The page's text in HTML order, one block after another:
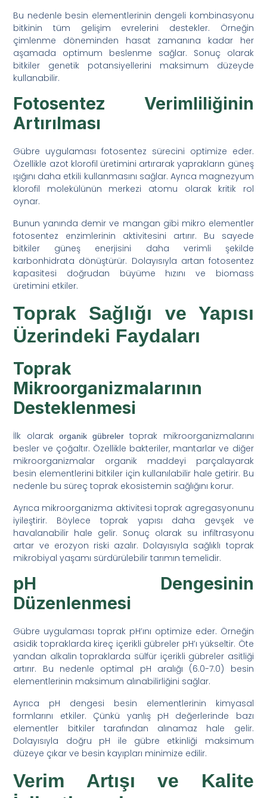
Bu nedenle besin elementlerinin dengeli kombinasyonu
bitkinin tüm gelişim evrelerini destekler. Örneğin
çimlenme döneminden hasat zamanına kadar her
aşamada optimum beslenme sağlar. Sonuç olarak
bitkiler genetik potansiyellerini maksimum düzeyde
kullanabilir.
Fotosentez Verimliliğinin
Artırılması
Gübre uygulaması fotosentez sürecini optimize eder.
Özellikle azot klorofil üretimini artırarak yaprakların güneş
ışığını daha etkili kullanmasını sağlar. Ayrıca magnezyum
klorofil molekülünün merkezi atomu olarak kritik rol
oynar.
Bunun yanında demir ve mangan gibi mikro elementler
fotosentez enzimlerinin aktivitesini artırır. Bu sayede
bitkiler güneş enerjisini daha verimli şekilde
karbonhidrata dönüştürür. Dolayısıyla artan fotosentez
kapasitesi doğrudan büyüme hızını ve biomass
üretimini etkiler.
Toprak Sağlığı ve Yapısı
Üzerindeki Faydaları
Toprak
Mikroorganizmalarının
Desteklenmesi
İlk olarak organik gübreler toprak mikroorganizmalarını
besler ve çoğaltır. Özellikle bakteriler, mantarlar ve diğer
mikroorganizmalar organik maddeyi parçalayarak
besin elementlerini bitkiler için kullanılabilir hale getirir. Bu
nedenle bu süreç toprak ekosistemin sağlığını korur.
Ayrıca mikroorganizma aktivitesi toprak agregasyonunu
iyileştirir. Böylece toprak yapısı daha gevşek ve
havalanabilir hale gelir. Sonuç olarak su infiltrasyonu
artar ve erozyon riski azalır. Dolayısıyla sağlıklı toprak
mikrobiyal yaşamı sürdürülebilir tarımın temelidir.
pH Dengesinin
Düzenlenmesi
Gübre uygulaması toprak pH’ını optimize eder. Örneğin
asidik topraklarda kireç içerikli gübreler pH’ı yükseltir. Öte
yandan alkalin topraklarda sülfür içerikli gübreler asitliği
artırır. Bu nedenle optimal pH aralığı (6.0-7.0) besin
elementlerinin maksimum alınabilirliğini sağlar.
Ayrıca pH dengesi besin elementlerinin kimyasal
formlarını etkiler. Çünkü yanlış pH değerlerinde bazı
elementler bitkiler tarafından alınamaz hale gelir.
Dolayısıyla doğru pH ile gübre etkinliği maksimum
düzeye çıkar ve besin kayıpları minimize edilir.
Verim Artışı ve Kalite